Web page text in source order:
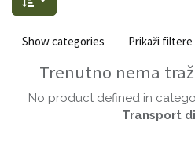
Show categories Prikaži filtere
Trenutno nema
No product defined in
Transport